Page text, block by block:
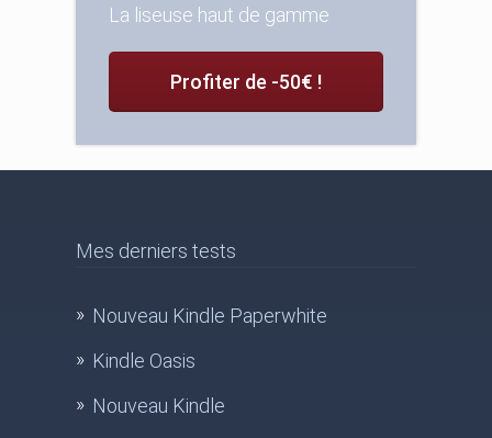
La liseuse haut de gamme
Profiter de -50€ !
Mes derniers tests
Nouveau Kindle Paperwhite
Kindle Oasis
Nouveau Kindle